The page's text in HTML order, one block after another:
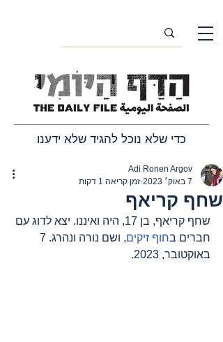
כדי שלא נוכל להגיד שלא ידענו
שחף קריאף
Adi Ronen Argov
7 באוק׳ 2023
זמן קריאה 1 דקות
שחף קריאף, בן 17, היה ואיננו. יצא לדוג עם
חברים בחוף זיקים
באוקטובר, 2023.